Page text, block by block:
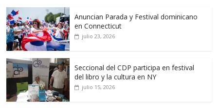
Anuncian Parada y Festival dominicano
en Connecticut
julio 23, 2026
Seccional del CDP participa en festival
del libro y la cultura en NY
julio 15, 2026